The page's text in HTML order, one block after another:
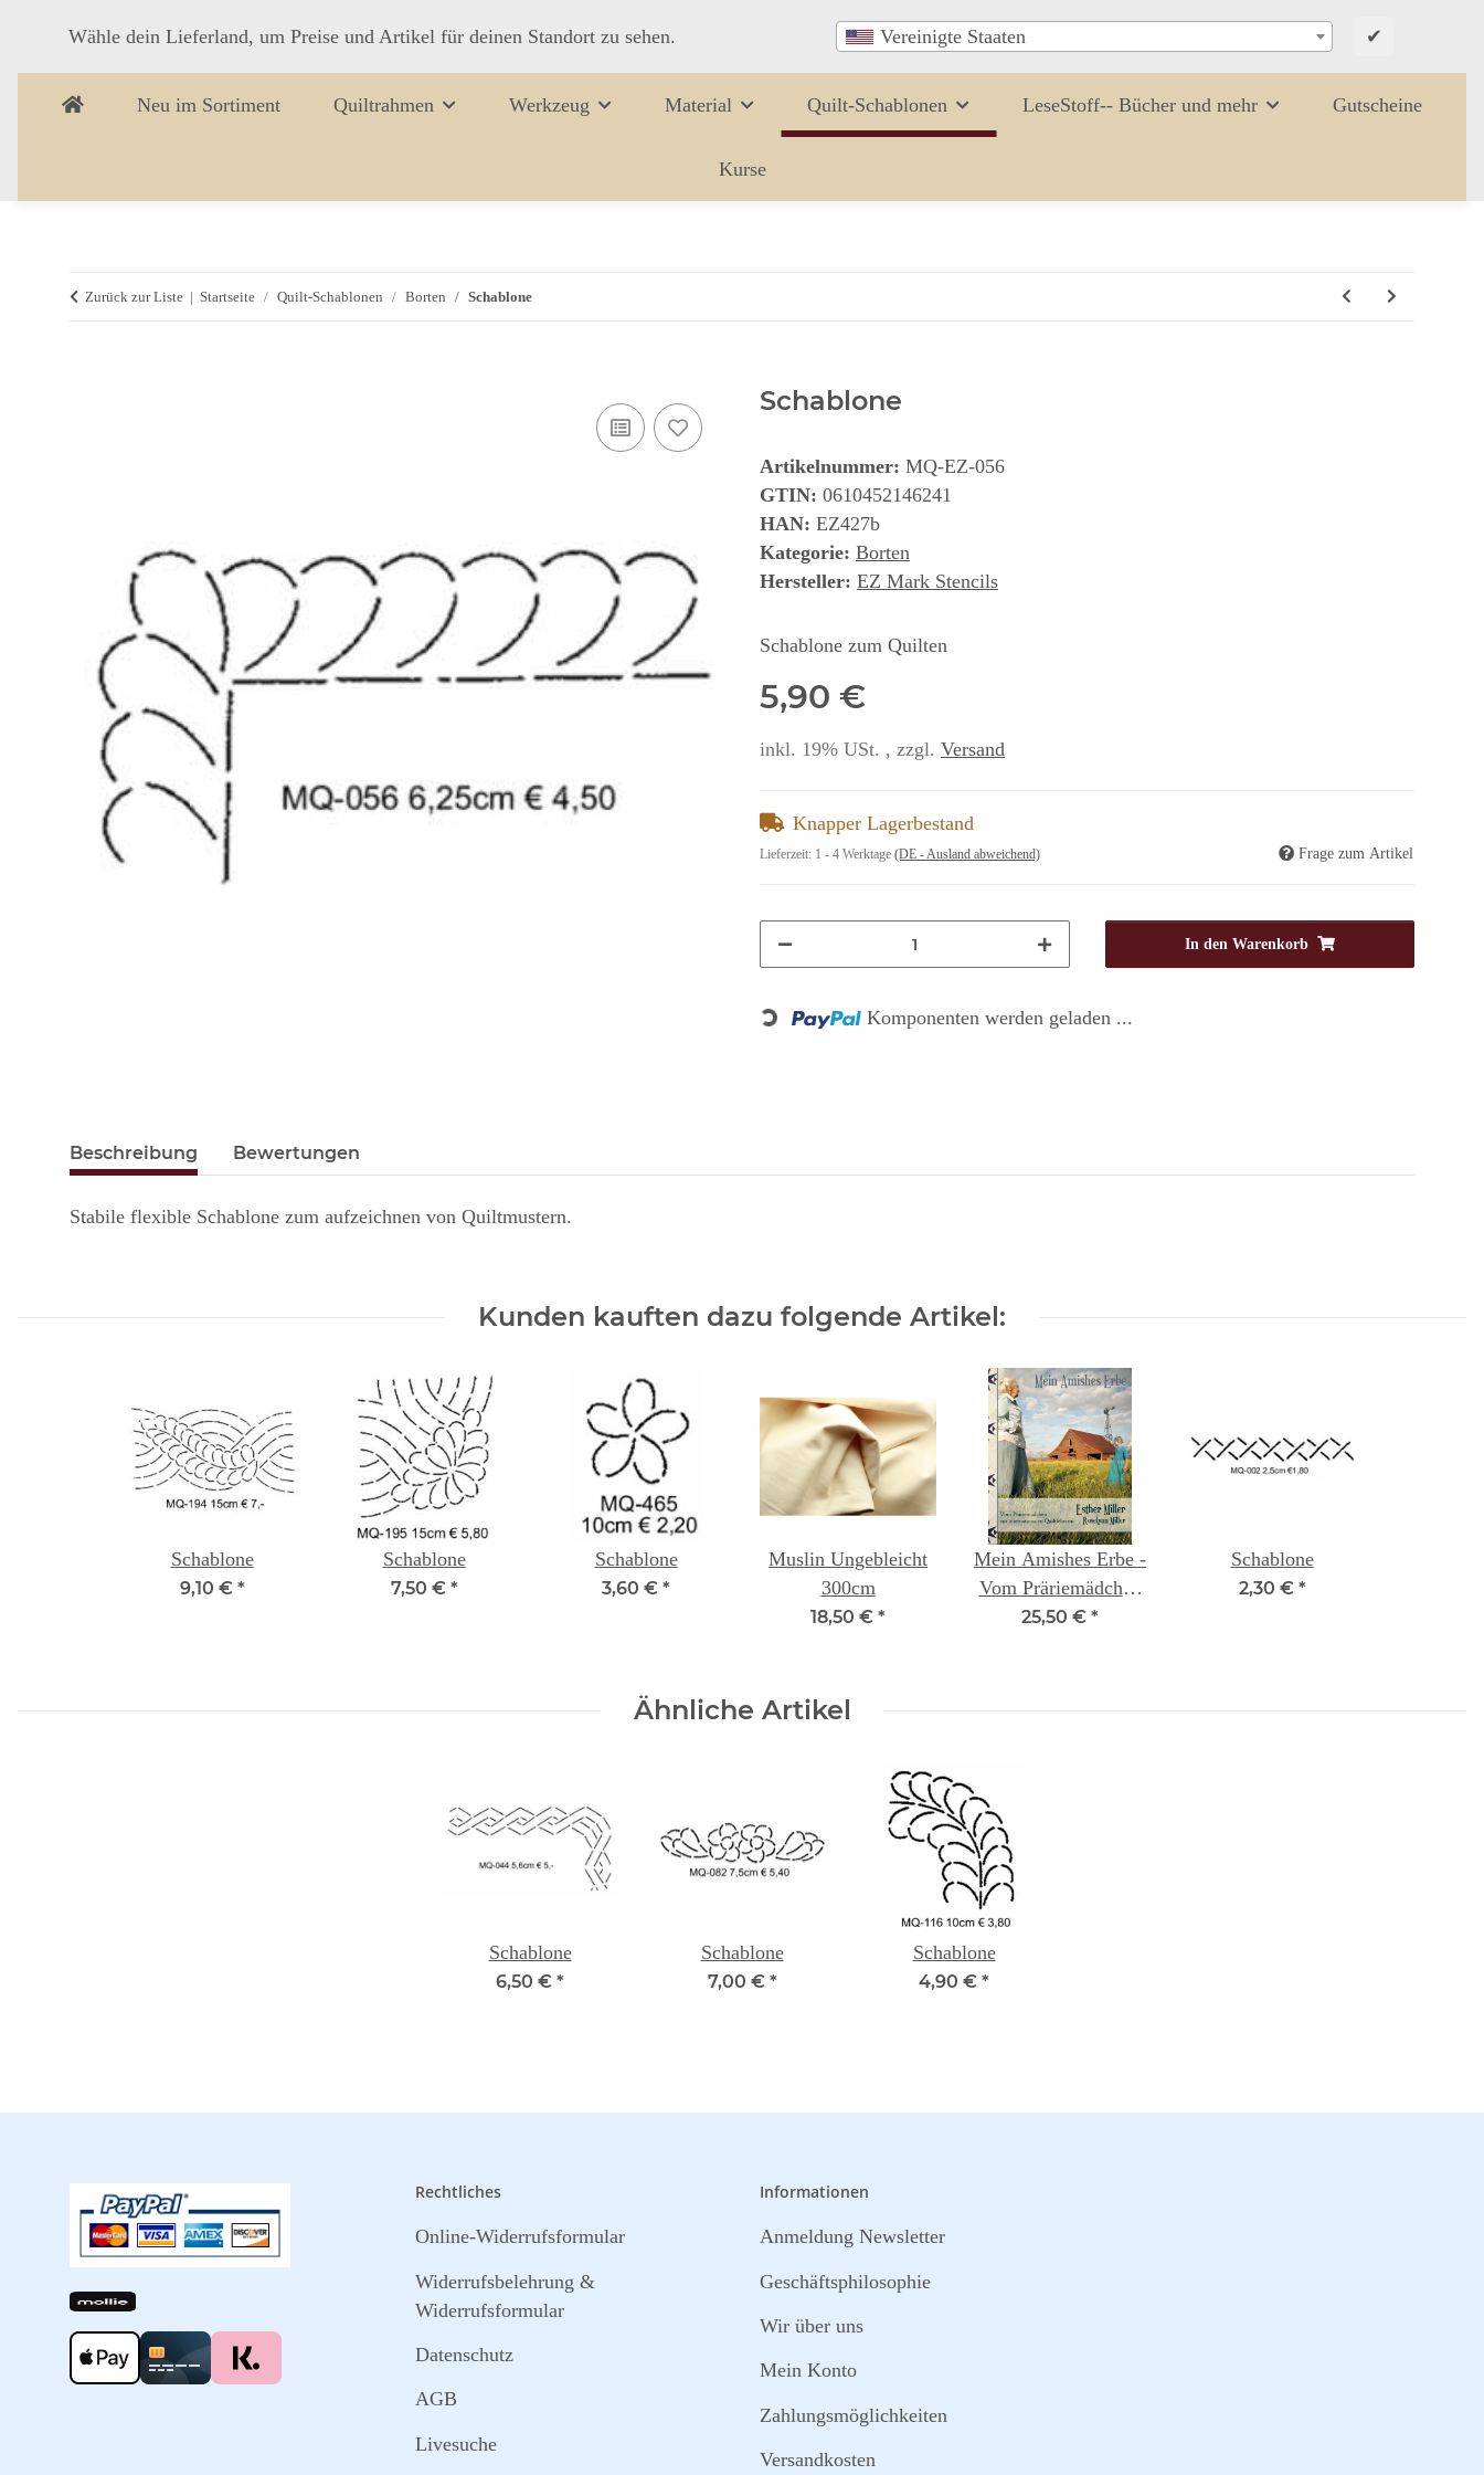
Wähle dein Lieferland, um Preise und Artikel für deinen Standort zu sehen. Vereinigte Staaten ✔
Neu im Sortiment Quiltrahmen Werkzeug Material Quilt-Schablonen LeseStoff-- Bücher und mehr Gutscheine
Kurse
Zurück zur Liste Startseite Quilt-Schablonen Borten Schablone
Schablone
Artikelnummer: MQ-EZ-056
GTIN: 0610452146241
HAN: EZ427b
Kategorie: Borten
Hersteller: EZ Mark Stencils
Schablone zum Quilten
5,90 €
inkl. 19% USt. , zzgl. Versand
Knapper Lagerbestand
Lieferzeit: 1 - 4 Werktage (DE - Ausland abweichend) Frage zum Artikel
In den Warenkorb
Loading... Komponenten werden geladen ...
Beschreibung Bewertungen
Stabile flexible Schablone zum aufzeichnen von Quiltmustern.
Kunden kauften dazu folgende Artikel:
Schablone
9,10 € *
Schablone
7,50 € *
Schablone
3,60 € *
Muslin Ungebleicht
300cm
18,50 € *
Mein Amishes Erbe -
Vom Präriemädchen
zur internationalen
25,50 € *
Schablone
2,30 € *
Ähnliche Artikel
Schablone
6,50 € *
Schablone
7,00 € *
Schablone
4,90 € *
Rechtliches
Online-Widerrufsformular
Widerrufsbelehrung &
Widerrufsformular
Datenschutz
AGB
Livesuche
Informationen
Anmeldung Newsletter
Geschäftsphilosophie
Wir über uns
Mein Konto
Zahlungsmöglichkeiten
Versandkosten